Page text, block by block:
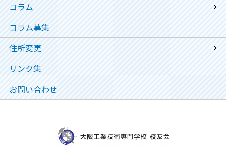
コラム
コラム募集
住所変更
リンク集
お問い合わせ